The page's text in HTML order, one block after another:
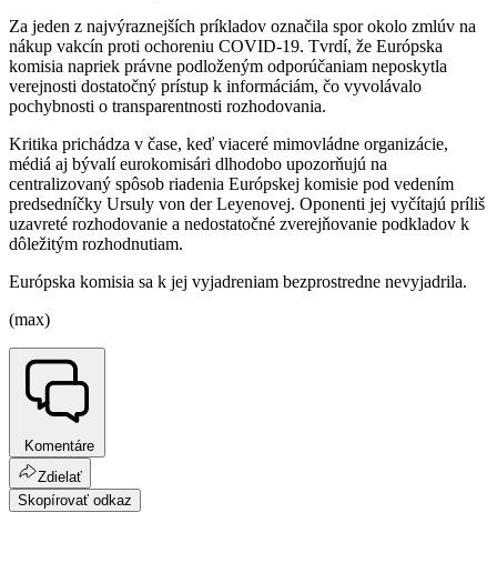
Za jeden z najvýraznejších príkladov označila spor okolo zmlúv na
nákup vakcín proti ochoreniu COVID-19. Tvrdí, že Európska
komisia napriek právne podloženým odporúčaniam neposkytla
verejnosti dostatočný prístup k informáciám, čo vyvolávalo
pochybnosti o transparentnosti rozhodovania.
Kritika prichádza v čase, keď viaceré mimovládne organizácie,
médiá aj bývalí eurokomisári dlhodobo upozorňujú na
centralizovaný spôsob riadenia Európskej komisie pod vedením
predsedníčky Ursuly von der Leyenovej. Oponenti jej vyčítajú príliš
uzavreté rozhodovanie a nedostatočné zverejňovanie podkladov k
dôležitým rozhodnutiam.
Európska komisia sa k jej vyjadreniam bezprostredne nevyjadrila.
(max)
Komentáre
Zdielať
Skopírovať odkaz